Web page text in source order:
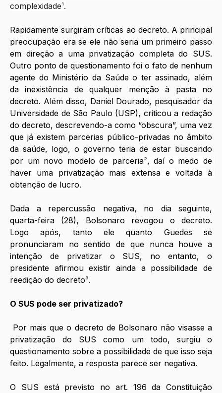
complexidade¹.
Rapidamente surgiram críticas ao decreto. A principal
preocupação era se ele não seria um primeiro passo
em direção a uma privatização completa do SUS.
Outro ponto de questionamento foi o fato de nenhum
agente do Ministério da Saúde o ter assinado, além
da inexistência de qualquer menção à pasta no
decreto. Além disso, Daniel Dourado, pesquisador da
Universidade de São Paulo (USP), criticou a redação
do decreto, descrevendo-a como “obscura”, uma vez
que já existem parcerias público-privadas no âmbito
da saúde, logo, o governo teria de estar buscando
por um novo modelo de parceria², daí o medo de
haver uma privatização mais extensa e voltada à
obtenção de lucro.
Dada a repercussão negativa, no dia seguinte,
quarta-feira (28), Bolsonaro revogou o decreto.
Logo após, tanto ele quanto Guedes se
pronunciaram no sentido de que nunca houve a
intenção de privatizar o SUS, no entanto, o
presidente afirmou existir ainda a possibilidade de
reedição do decreto³.
O SUS pode ser privatizado?
Por mais que o decreto de Bolsonaro não visasse a
privatização do SUS como um todo, surgiu o
questionamento sobre a possibilidade de que isso seja
feito. Legalmente, a resposta parece ser negativa.
O SUS está previsto no art. 196 da Constituição